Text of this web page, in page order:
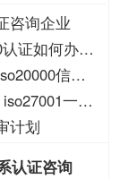
咨询企业
证如何办
信息
一定
计划
认证咨询